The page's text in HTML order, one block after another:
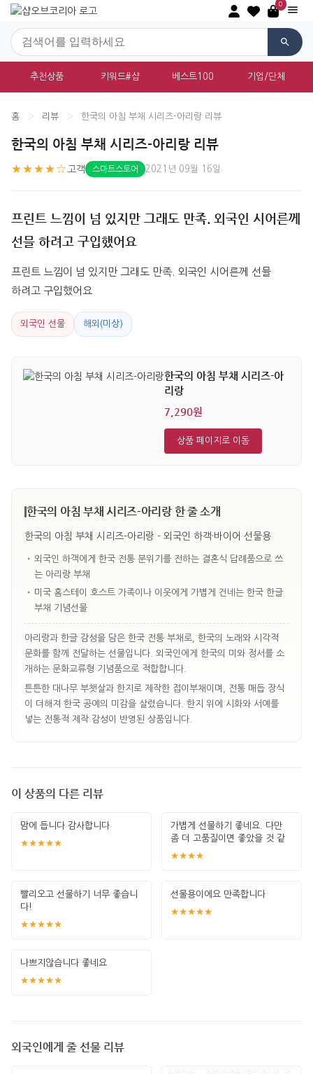
0
추천상품 키워드#샵 베스트100 기업/단체
홈 › 리뷰 › 한국의 아침 부채 시리즈-아리랑 리뷰
한국의 아침 부채 시리즈-아리랑 리뷰
★★★★☆ 고객 스마트스토어 2021년 09월 16일
프린트 느낌이 넘 있지만 그래도 만족. 외국인 시어른께
선믈 하려고 구입했어요
프린트 느낌이 넘 있지만 그래도 만족. 외국인 시어른께 선믈
하려고 구입했어요
외국인 선물 해외(미상)
한국의 아침 부채 시리즈-아
리랑
7,290원
상품 페이지로 이동
한국의 아침 부채 시리즈-아리랑 한 줄 소개
한국의 아침 부채 시리즈-아리랑 - 외국인 하객·바이어 선물용
• 외국인 하객에게 한국 전통 분위기를 전하는 결혼식 답례품으로 쓰
는 아리랑 부채
• 미국 홈스테이 호스트 가족이나 이웃에게 가볍게 건네는 한국 한글
부채 기념선물
아리랑과 한글 감성을 담은 한국 전통 부채로, 한국의 노래와 시각적
문화를 함께 전달하는 선물입니다. 외국인에게 한국의 미와 정서를 소
개하는 문화교류형 기념품으로 적합합니다.
튼튼한 대나무 부챗살과 한지로 제작한 접이부채이며, 전통 매듭 장식
이 더해져 한국 공예의 미감을 살렸습니다. 한지 위에 시화와 서예를
넣는 전통적 제작 감성이 반영된 상품입니다.
이 상품의 다른 리뷰
맘에 듭니다 감사합니다
★★★★★
가볍게 선물하기 좋네요. 다만
좀 더 고품질이면 좋았을 것 같
네요.
★★★★
빨리오고 선물하기 너무 좋습니
다!
★★★★★
선물용이에요 만족합니다
★★★★★
나쁘지않습니다 좋네요
★★★★★
외국인에게 줄 선물 리뷰